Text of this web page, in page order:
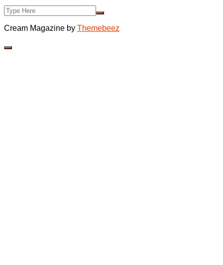
Cream Magazine by Themebeez